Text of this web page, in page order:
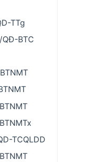
TTg
BTC
TCQLDD